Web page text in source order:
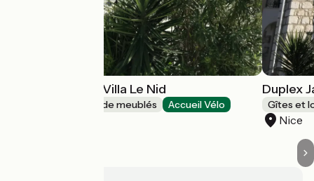
Duplex Agate - Villa Le Nid
Gîtes et locations de meublés Accueil Vélo
Duplex
Gîtes et
Nice